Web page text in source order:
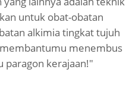
untuk obat-obatan
alkimia tingkat tujuh
menembus
paragon kerajaan!"